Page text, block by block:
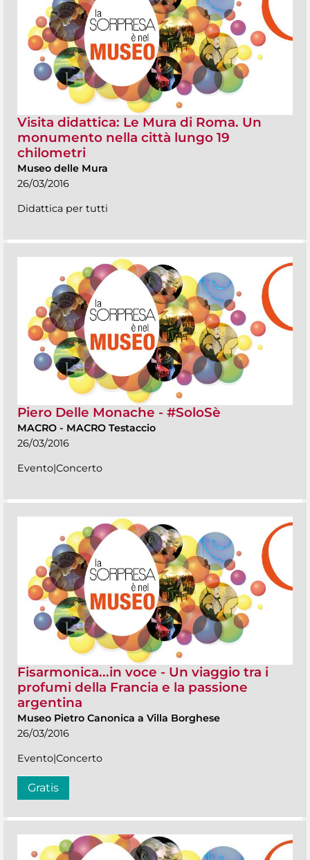
Visita didattica: Le Mura di Roma. Un
monumento nella città lungo 19
chilometri
Museo delle Mura
26/03/2016
Didattica per tutti
Piero Delle Monache - #SoloSè
MACRO - MACRO Testaccio
26/03/2016
Evento|Concerto
Fisarmonica...in voce - Un viaggio tra i
profumi della Francia e la passione
argentina
Museo Pietro Canonica a Villa Borghese
26/03/2016
Evento|Concerto
Gratis